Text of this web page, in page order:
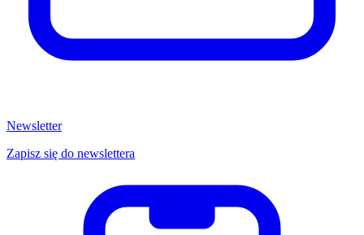
Newsletter
Zapisz się do newslettera